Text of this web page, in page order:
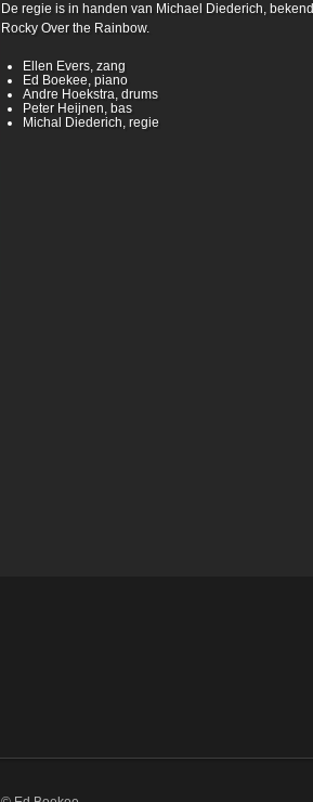
De regie is in handen van Michael Diederich,
Rocky Over the Rainbow.
Ellen Evers, zang
Ed Boekee, piano
Andre Hoekstra, drums
Peter Heijnen, bas
Michal Diederich, regie